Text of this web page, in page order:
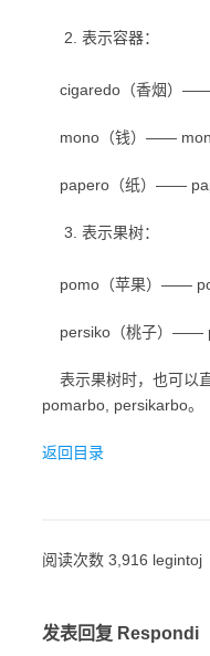
表示容器：
cigaredo（香烟）——
mono（钱）——
papero（纸）——
表示果树：
pomo（苹果）——
persiko（桃子）——
表示果树时，也可以
pomarbo, persikarbo。
返回目录
阅读次数 3,916 legintoj
发表回复 Respondi